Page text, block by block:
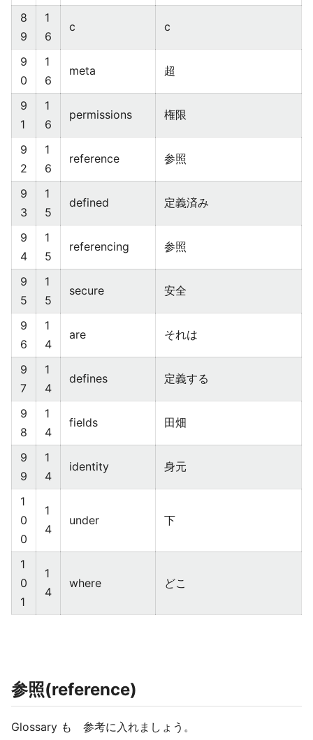
8
9
1
6
c c
9
0
1
6
meta 超
9
1
1
6
permissions 権限
9
2
1
6
reference 参照
9
3
1
5
defined 定義済み
9
4
1
5
referencing 参照
9
5
1
5
secure 安全
9
6
1
4
are それは
9
7
1
4
defines 定義する
9
8
1
4
fields 田畑
9
9
1
4
identity 身元
1
0
0
1
4
under 下
1
0
1
1
4
where どこ
参照(reference)
Glossary も 参考に入れましょう。